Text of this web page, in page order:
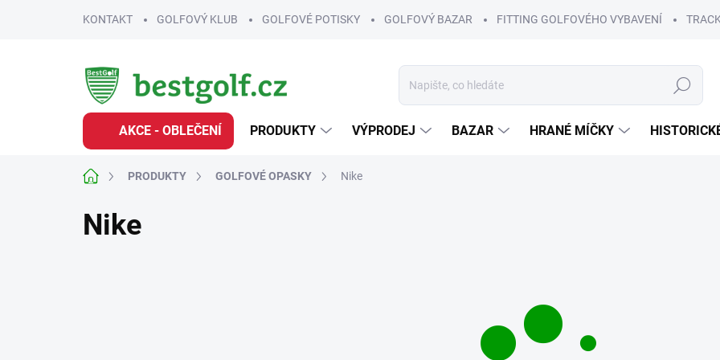
KONTAKT GOLFOVÝ KLUB GOLFOVÉ POTISKY GOLFOVÝ BAZAR FITTING GOLFOVÉHO VYBAVENÍ
Hledat
AKCE - OBLEČENÍ PRODUKTY VÝPRODEJ BAZAR HRANÉ MÍČKY
Domů PRODUKTY GOLFOVÉ OPASKY Nike
Nike